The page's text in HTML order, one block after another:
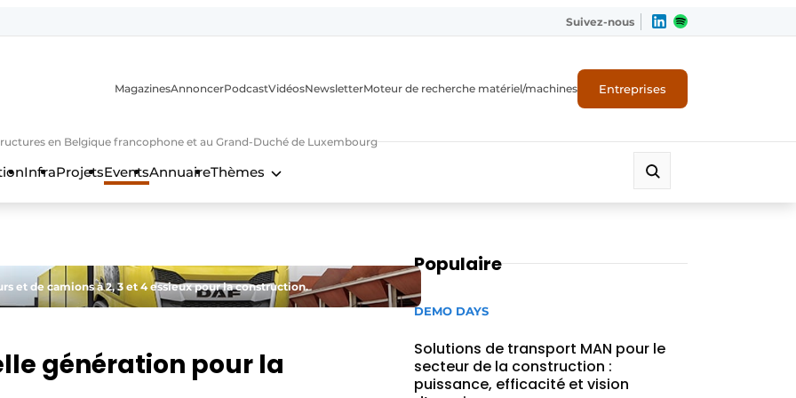
Suivez-nous
en Belgique francophone et au Grand-Duché de Luxembourg
MagazinesAnnoncerPodcastVidéosNewsletterMoteur de recherche matériel/machines Entreprises
InfraProjetsEventsAnnuaireThèmes
et de camions à 2, 3 et 4 essieux pour la construction.
génération pour la
Populaire
DEMO DAYS
Solutions de transport MAN pour le
secteur de la construction :
puissance, efficacité et vision